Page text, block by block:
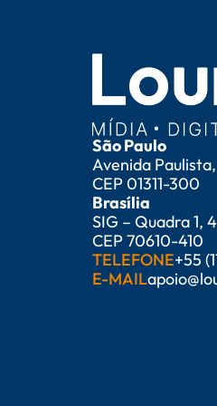
São Paulo
Avenida
CEP 01311-300
Brasília
SIG – Quadra 1,
CEP 70610-410
TELEFONE+55
E-MAIL